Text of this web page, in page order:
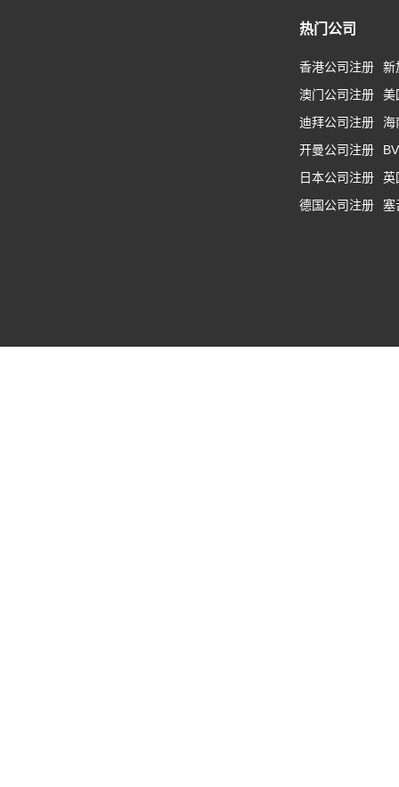
热门公司
香港公司注册
新
澳门公司注册
美
迪拜公司注册
海
开曼公司注册
日本公司注册
英
德国公司注册
塞